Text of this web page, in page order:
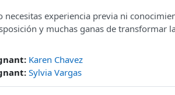
necesitas experiencia previa ni
y muchas ganas de transformar
Karen Chavez
Sylvia Vargas